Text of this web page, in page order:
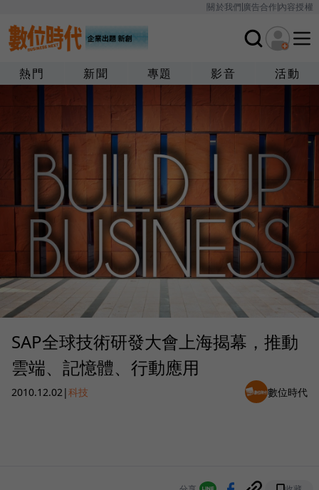
關於我們廣告合作內容授權
熱門 新聞 專題 影音 活動
SAP全球技術研發大會上海揭幕，推動
雲端、記憶體、行動應用
2010.12.02|科技 數位時代